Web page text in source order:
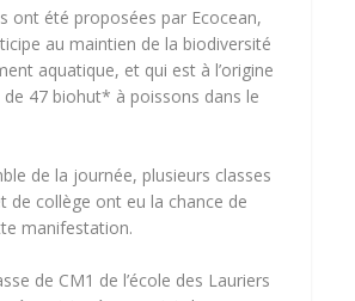
ont été proposées par Ecocean,
au maintien de la biodiversité
aquatique, et qui est à l’origine
de 47 biohut* à poissons dans le
de la journée, plusieurs classes
de collège ont eu la chance de
manifestation.
de CM1 de l’école des Lauriers